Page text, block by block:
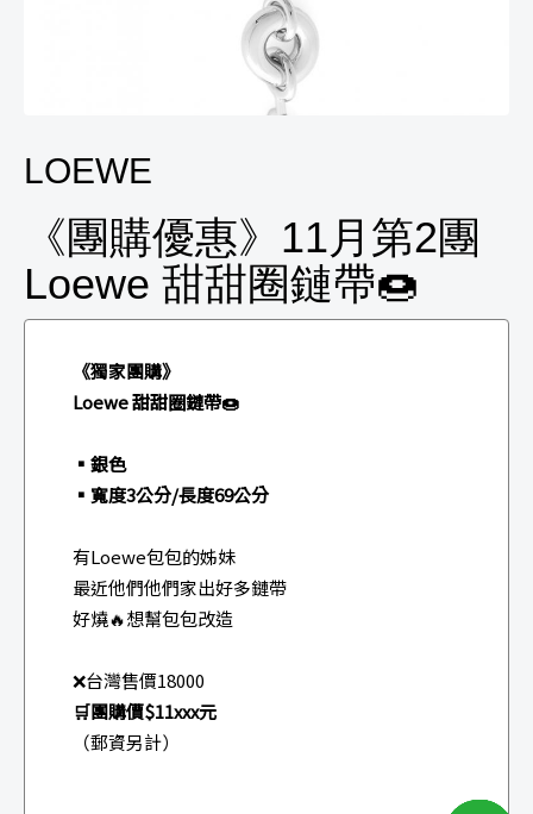
LOEWE
《團購優惠》11月第2團
Loewe 甜甜圈鏈帶🍩
《獨家團購》
Loewe 甜甜圈鏈帶🍩
▪️銀色
▪寬度3公分/長度69公分
有Loewe包包的姊妹
最近他們他們家出好多鏈帶
好燒🔥想幫包包改造
❌台灣售價18000
🛒團購價$11xxx元
（郵資另計）